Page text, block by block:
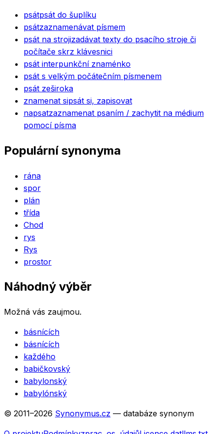
psátpsát do šuplíku
psátzaznamenávat písmem
psát na strojizadávat texty do psacího stroje či
počítače skrz klávesnici
psát interpunkční znaménko
psát s velkým počátečním písmenem
psát zeširoka
znamenat sipsát si, zapisovat
napsatzaznamenat psaním / zachytit na médium
pomocí písma
Populární synonyma
rána
spor
plán
třída
Chod
rys
Rys
prostor
Náhodný výběr
Možná vás zaujmou.
básnících
básnících
každého
babičkovský
babylonský
babylónský
© 2011–2026 Synonymus.cz — databáze synonym